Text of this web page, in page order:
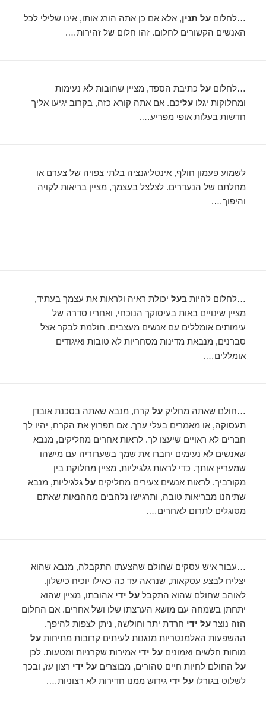
…לחלוםעל תנין, אלא אם כן אתה הורג אותו, אינו שלילי לכל
האנשים הקשורים לחלום. זהו חלום של זהירות….
…לחלוםעל כתיבת הספד, מציין שחובות לא נעימות
ומחלוקות יגלועליכם. אם אתה קורא כזה, בקרוב יגיעו אליך
חדשות בעלות אופי מפריע….
לשמוע פעמון חולף, אינטליגנציה בלתי צפויה של צערם או
מחלתם של הנעדרים. לצלצל בעצמך, מציין בריאות לקויה
והיפוך….
…לחלום להיות בעל יכולת ראיה ולראות את עצמך בעתיד,
מציין שינויים באות בעיסוקך הנוכחי, ואחריו סדרה של
עימותים אומללים עם אנשים מעצבים. חולמת לבקר אצל
סברנים, מנבאת מדינות מסחריות לא טובות ואיגודים
אומללים….
…חולם שאתה מחליקעל קרח, מנבא שאתה בסכנת אובדן
תעסוקה, או מאמרים בעלי ערך. אם תפרוץ את הקרח, יהיו לך
חברים לא ראויים שיעצו לך. לראות אחרים מחליקים, מנבא
שאנשים לא נעימים יחברו את שמך בשערוריה עם מישהו
שמעריץ אותך. כדי לראות גלגיליות, מציין מחלוקת בין
מקורביך. לראות אנשים צעירים מחליקיםעל גלגיליות, מנבא
שתיהנו מבריאות טובה, ותרגישו נלהבים מההנאות שאתם
מסוגלים לתרום לאחרים….
…עבור איש עסקים שחולם שהצעתו התקבלה, מנבא שהוא
יצליח לבצע עסקאות, שנראה עד כה כאילו יוכיח כישלון.
לאוהב שחולם שהוא התקבלעל ידי אהובתו, מציין שהוא
יתחתן בשמחה עם מושא הערצתו שלו ושל אחרים. אם החלום
הזה נוצרעל ידי חרדת יתר וחולשה, ניתן לצפות להיפך.
ההשפעות האלמנטריות מנגנות לעיתים קרובות מתיחותעל
מוחות חלשים ואמוניםעל ידי אמירות שקרניות ומטעות. לכן
על החולם לחיות חיים טהורים, מבוצריםעל ידי רצון עז, ובכך
לשלוט בגורלועל ידי גירוש ממנו חדירות לא רצוניות….